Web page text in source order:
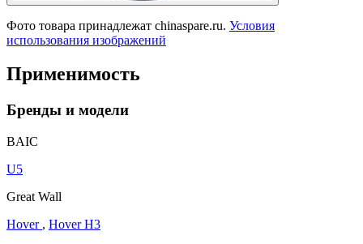
Фото товара принадлежат chinaspare.ru. Условия
использования изображений
Применимость
Бренды и модели
BAIC
U5
Great Wall
Hover , Hover H3